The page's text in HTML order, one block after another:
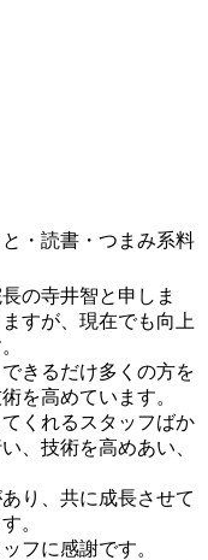
・読書・つまみ系料
の寺井智と申しま
すが、現在でも向上
きるだけ多くの方を
を高めています。
くれるスタッフばか
、技術を高めあい、
り、共に成長させて
。
フに感謝です。